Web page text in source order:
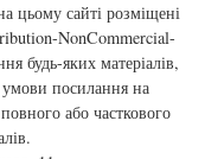
цьому сайті розміщені
NonCommercial-
будь-яких матеріалів,
умови посилання на
або часткового